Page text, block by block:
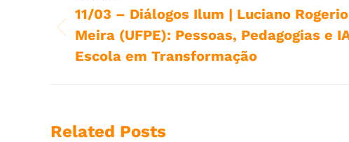
de
post:
Post
anterior:
11/03 – Diálogos Ilum | Luciano
Meira (UFPE): Pessoas, Pedagogias e
Escola em Transformação
Related Posts